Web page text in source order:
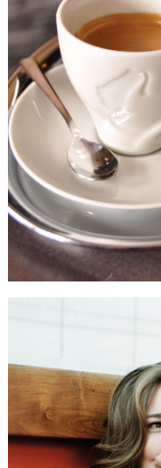
https://aftee.tw/terms/#terms3
３．未成年的使用者請事先徵得
「AFTEE先享後付」，若未經
任。
４．使用「AFTEE先享後付」時
時審查核予不同之上限額度；若
請求用戶進行身份認證。
５．嚴禁一人註冊多個帳號或使
恩沛科技股份有限公司將有權停
貨到付款
每筆NT$180，滿NT$2,500(
海外運費九折優惠